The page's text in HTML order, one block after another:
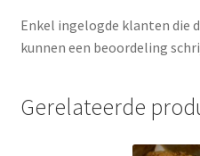
Enkel ingelogde klanten die
kunnen een beoordeling
Gerelateerde